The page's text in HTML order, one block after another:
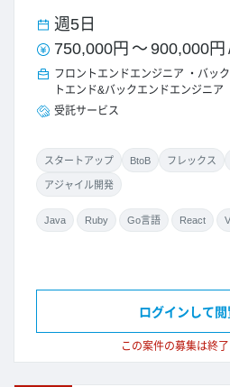
週5日
750,000円 ～ 900,000円
フロントエンドエンジニア バッ
トエンド&バックエンドエンジニア
受託サービス
スタートアップ BtoB フレックス
アジャイル開発
Java Ruby Go言語 React
この案件の募集は終
ログインして閲